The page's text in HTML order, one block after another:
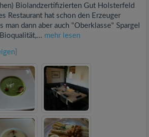
Biolandzertifizierten Gut Holsterfeld
Restaurant hat schon den Erzeuger
man dann aber auch "Oberklasse" Spargel
mehr lesen